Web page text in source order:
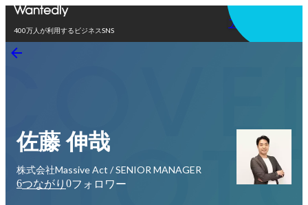
400万人が利用するビジネスSNS
アプリを使う
佐藤 伸哉
株式会社Massive Act / SENIOR MANAGER
6つながり 0フォロワー